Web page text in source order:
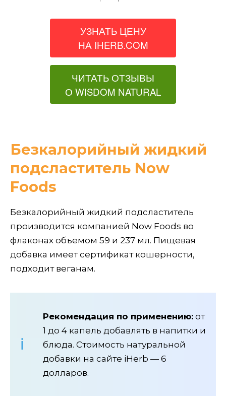
УЗНАТЬ ЦЕНУ
НА IHERB.COM
ЧИТАТЬ ОТЗЫВЫ
О WISDOM NATURAL
Безкалорийный жидкий
подсластитель Now
Foods
Безкалорийный жидкий подсластитель
производится компанией Now Foods во
флаконах объемом 59 и 237 мл. Пищевая
добавка имеет сертификат кошерности,
подходит веганам.
Рекомендация по применению: от
1 до 4 капель добавлять в напитки и
блюда. Стоимость натуральной
добавки на сайте iHerb — 6
долларов.